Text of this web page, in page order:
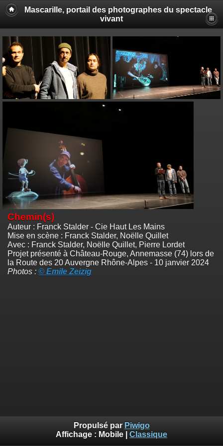
Mascarille, portail des photographes du spectacle
vivant
Chemin(s)
Auteur : Franck Stalder - Cie Haut Les Mains
Mise en scène : Franck Stalder, Noëlle Quillet
Avec : Franck Stalder, Noëlle Quillet, Pierre Lordet
Projet présenté à Château-Rouge, Annemasse (74) lors de
la Route des 20 Auvergne Rhône-Alpes - 10 janvier 2024
Photos : © Emile Zeizig
Propulsé par Piwigo
Affichage : Mobile Classique